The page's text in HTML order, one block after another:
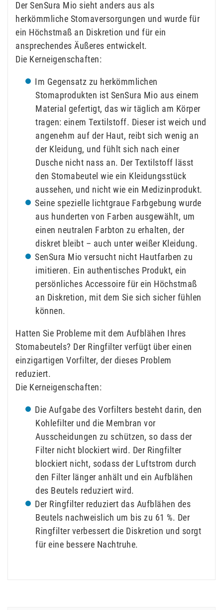
Der SenSura Mio sieht anders aus als
herkömmliche Stomaversorgungen und wurde für
ein Höchstmaß an Diskretion und für ein
ansprechendes Äußeres entwickelt.
Die Kerneigenschaften:
Im Gegensatz zu herkömmlichen
Stomaprodukten ist SenSura Mio aus einem
Material gefertigt, das wir täglich am Körper
tragen: einem Textilstoff. Dieser ist weich und
angenehm auf der Haut, reibt sich wenig an
der Kleidung, und fühlt sich nach einer
Dusche nicht nass an. Der Textilstoff lässt
den Stomabeutel wie ein Kleidungsstück
aussehen, und nicht wie ein Medizinprodukt.
Seine spezielle lichtgraue Farbgebung wurde
aus hunderten von Farben ausgewählt, um
einen neutralen Farbton zu erhalten, der
diskret bleibt – auch unter weißer Kleidung.
SenSura Mio versucht nicht Hautfarben zu
imitieren. Ein authentisches Produkt, ein
persönliches Accessoire für ein Höchstmaß
an Diskretion, mit dem Sie sich sicher fühlen
können.
Hatten Sie Probleme mit dem Aufblähen Ihres
Stomabeutels? Der Ringfilter verfügt über einen
einzigartigen Vorfilter, der dieses Problem
reduziert.
Die Kerneigenschaften:
Die Aufgabe des Vorfilters besteht darin, den
Kohlefilter und die Membran vor
Ausscheidungen zu schützen, so dass der
Filter nicht blockiert wird. Der Ringfilter
blockiert nicht, sodass der Luftstrom durch
den Filter länger anhält und ein Aufblähen
des Beutels reduziert wird.
Der Ringfilter reduziert das Aufblähen des
Beutels nachweislich um bis zu 61 %. Der
Ringfilter verbessert die Diskretion und sorgt
für eine bessere Nachtruhe.